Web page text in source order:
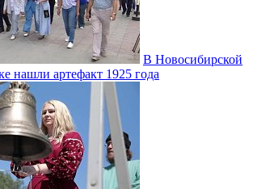
В Новосибирской
нашли артефакт 1925 года